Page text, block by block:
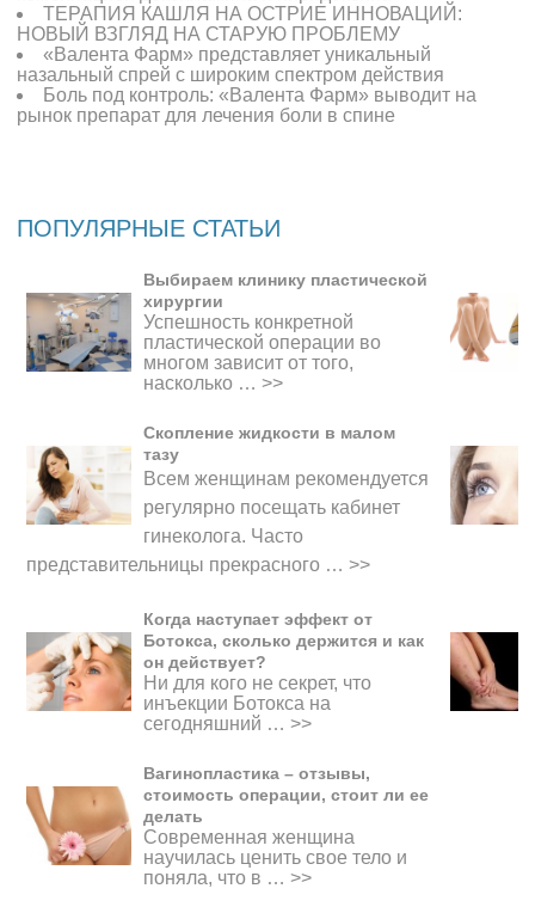
ТЕРАПИЯ КАШЛЯ НА ОСТРИЕ ИННОВАЦИЙ:
НОВЫЙ ВЗГЛЯД НА СТАРУЮ ПРОБЛЕМУ
«Валента Фарм» представляет уникальный
назальный спрей с широким спектром действия
Боль под контроль: «Валента Фарм» выводит на
рынок препарат для лечения боли в спине
ПОПУЛЯРНЫЕ СТАТЬИ
Выбираем клинику пластической
хирургии
Успешность конкретной
пластической операции во
многом зависит от того,
насколько … >>
Скопление жидкости в малом
тазу
Всем женщинам рекомендуется
регулярно посещать кабинет
гинеколога. Часто
представительницы прекрасного … >>
Когда наступает эффект от
Ботокса, сколько держится и как
он действует?
Ни для кого не секрет, что
инъекции Ботокса на
сегодняшний … >>
Вагинопластика – отзывы,
стоимость операции, стоит ли ее
делать
Современная женщина
научилась ценить свое тело и
поняла, что в … >>